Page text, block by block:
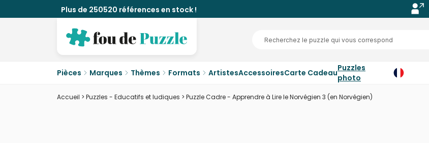
Plus de 250520 références en stock !
Pièces Marques Thèmes Formats ArtistesAccessoiresCarte CadeauPuzzles
photo
Accueil > Puzzles - Educatifs et ludiques > Puzzle Cadre - Apprendre à Lire le Norvégien 3 (en Norvégien)